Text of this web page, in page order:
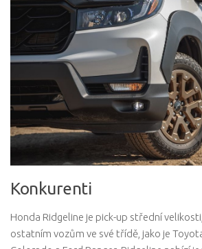
Konkurenti
Honda Ridgeline je pick-up střední
ostatním vozům ve své třídě, jako je